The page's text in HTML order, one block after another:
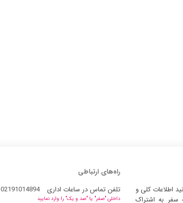
اطلاعات کلی و
سفر به اشتراک
راه‌های ارتباطی
تلفن تماس در ساعات اداری
02191014894
داخلی "صفر" یا "صد و یک" را وارد نمایید